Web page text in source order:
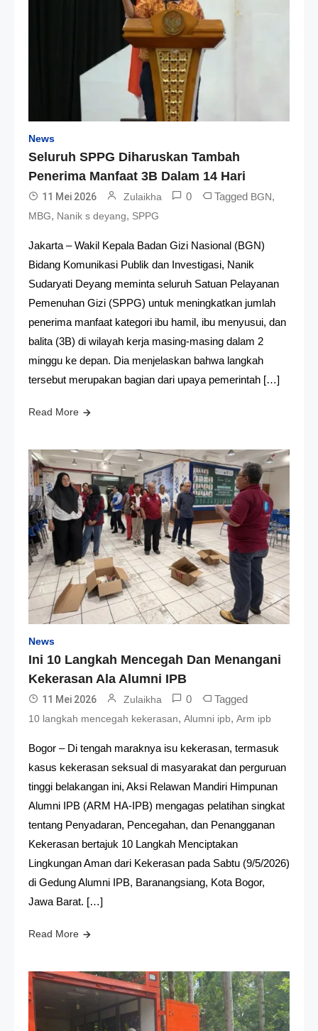
News
Seluruh SPPG Diharuskan Tambah
Penerima Manfaat 3B Dalam 14 Hari
11 Mei 2026 Zulaikha 0 Tagged BGN,
MBG, Nanik s deyang, SPPG
Jakarta – Wakil Kepala Badan Gizi Nasional (BGN)
Bidang Komunikasi Publik dan Investigasi, Nanik
Sudaryati Deyang meminta seluruh Satuan Pelayanan
Pemenuhan Gizi (SPPG) untuk meningkatkan jumlah
penerima manfaat kategori ibu hamil, ibu menyusui, dan
balita (3B) di wilayah kerja masing-masing dalam 2
minggu ke depan. Dia menjelaskan bahwa langkah
tersebut merupakan bagian dari upaya pemerintah […]
Read More
News
Ini 10 Langkah Mencegah Dan Menangani
Kekerasan Ala Alumni IPB
11 Mei 2026 Zulaikha 0 Tagged
10 langkah mencegah kekerasan, Alumni ipb, Arm ipb
Bogor – Di tengah maraknya isu kekerasan, termasuk
kasus kekerasan seksual di masyarakat dan perguruan
tinggi belakangan ini, Aksi Relawan Mandiri Himpunan
Alumni IPB (ARM HA-IPB) mengagas pelatihan singkat
tentang Penyadaran, Pencegahan, dan Penangganan
Kekerasan bertajuk 10 Langkah Menciptakan
Lingkungan Aman dari Kekerasan pada Sabtu (9/5/2026)
di Gedung Alumni IPB, Baranangsiang, Kota Bogor,
Jawa Barat. […]
Read More